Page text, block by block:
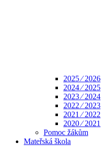
2025 ⁄ 2026
2024 ⁄ 2025
2023 ⁄ 2024
2022 ⁄ 2023
2021 ⁄ 2022
2020 ⁄ 2021
Pomoc žákům
Mateřská škola